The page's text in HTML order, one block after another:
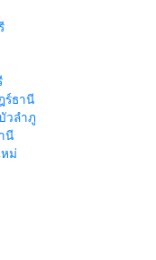
ร์ธานี
วลำภู
นี
ม่